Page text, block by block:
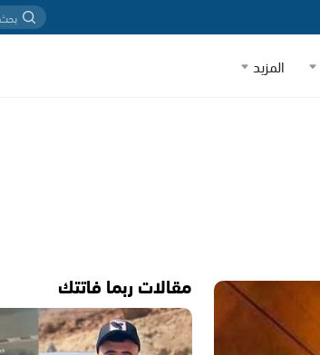
المزيد
مقالات ربما فاتتك